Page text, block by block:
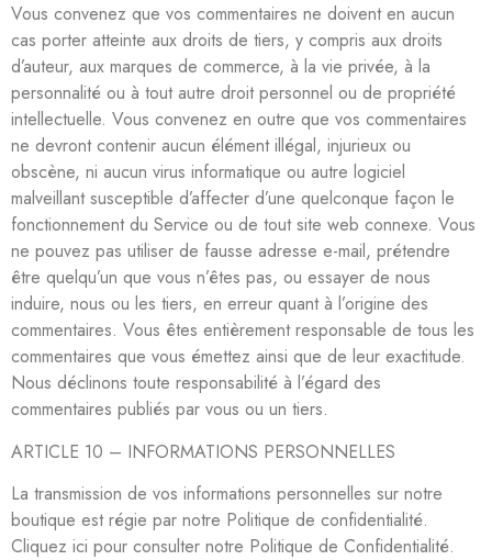
Vous convenez que vos commentaires ne doivent en aucun
cas porter atteinte aux droits de tiers, y compris aux droits
d’auteur, aux marques de commerce, à la vie privée, à la
personnalité ou à tout autre droit personnel ou de propriété
intellectuelle. Vous convenez en outre que vos commentaires
ne devront contenir aucun élément illégal, injurieux ou
obscène, ni aucun virus informatique ou autre logiciel
malveillant susceptible d’affecter d’une quelconque façon le
fonctionnement du Service ou de tout site web connexe. Vous
ne pouvez pas utiliser de fausse adresse e-mail, prétendre
être quelqu’un que vous n’êtes pas, ou essayer de nous
induire, nous ou les tiers, en erreur quant à l’origine des
commentaires. Vous êtes entièrement responsable de tous les
commentaires que vous émettez ainsi que de leur exactitude.
Nous déclinons toute responsabilité à l’égard des
commentaires publiés par vous ou un tiers.
ARTICLE 10 – INFORMATIONS PERSONNELLES
La transmission de vos informations personnelles sur notre
boutique est régie par notre Politique de confidentialité.
Cliquez ici pour consulter notre Politique de Confidentialité.